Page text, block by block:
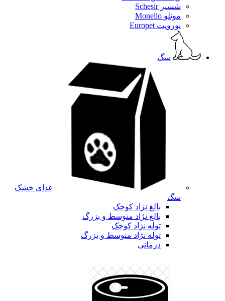
شسیر Schesir
مونلو Monello
یوروپت Europet
سگ
غذای خشک
سگ
بالغ نژاد کوچک
بالغ نژاد متوسط و بزرگ
توله نژاد کوچک
توله نژاد متوسط و بزرگ
درمانی